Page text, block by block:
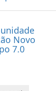
Novo
7.0